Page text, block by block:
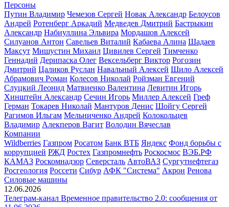
Персоны
Путин Владимир Чемезов Сергей Новак Александр Белоусов
Андрей Ротенберг Аркадий Медведев Дмитрий Бастрыкин
Александр Набиуллина Эльвира Мордашов Алексей
Силуанов Антон Савельев Виталий Кабаева Алина Шадаев
Максут Мишустин Михаил Цивилев Сергей Тимченко
Геннадий Дерипаска Олег Вексельберг Виктор Рогозин
Дмитрий Цаликов Руслан Навальный Алексей Шило Алексей
Абрамович Роман Колесов Николай Ройзман Евгений
Слуцкий Леонид Матвиенко Валентина Левитин Игорь
Хинштейн Александр Сечин Игорь Миллер Алексей Греф
Герман Токарев Николай Мантуров Денис Шойгу Сергей
Рагимов Ильгам Мельниченко Андрей Колокольцев
Владимир Алекперов Вагит Володин Вячеслав
Компании
Wildberries Газпром Росатом Банк ВТБ Яндекс Фонд борьбы с
коррупцией РЖД Ростех Газпромнефть Роскосмос ВЭБ.РФ
КАМАЗ Роскомнадзор Северсталь АвтоВАЗ Сургутнефтегаз
Росгеология Россети Сибур АФК "Система" Акрон Ренова
Силовые машины
12.06.2026
Телеграм-канал Временное правительство 2.0: сообщения от